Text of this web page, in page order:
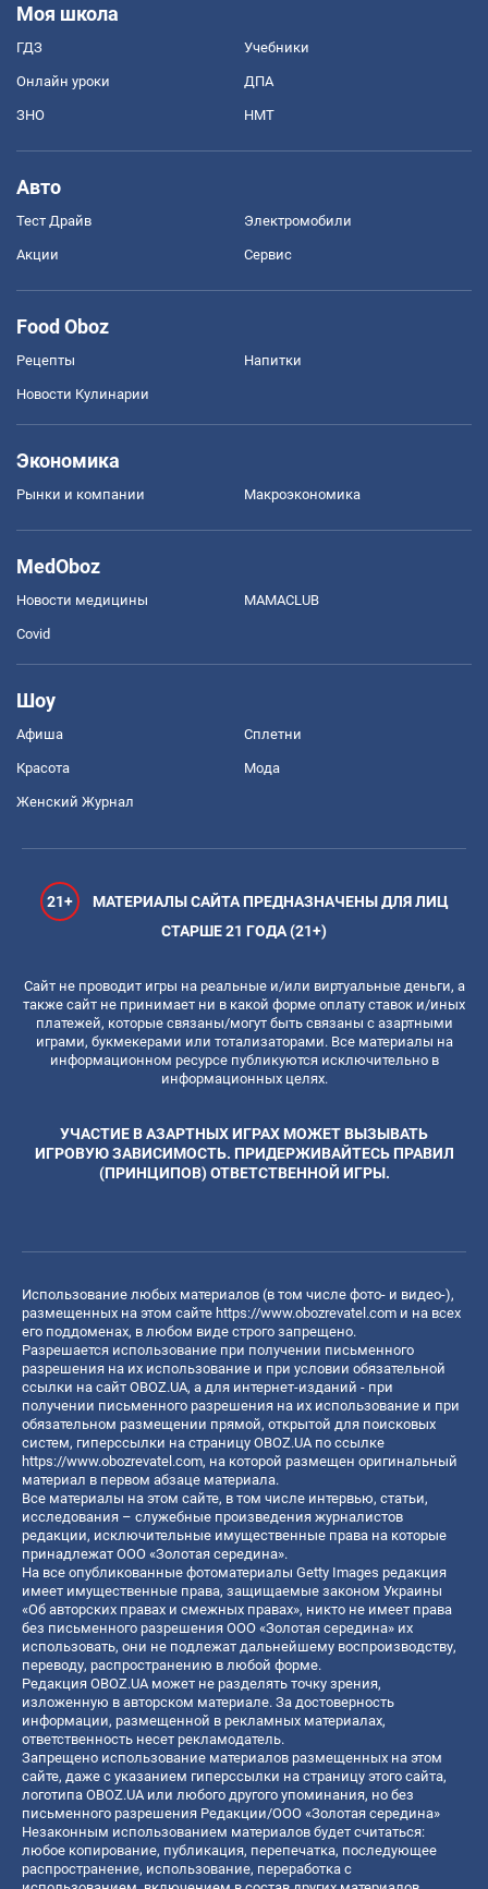
Моя школа
ГДЗ Учебники
Онлайн уроки ДПА
ЗНО НМТ
Авто
Тест Драйв Электромобили
Акции Сервис
Food Oboz
Рецепты Напитки
Новости Кулинарии
Экономика
Рынки и компании Mакроэкономика
MedOboz
Новости медицины MAMACLUB
Covid
Шоу
Афиша Сплетни
Красота Мода
Женский Журнал
21+
МАТЕРИАЛЫ САЙТА ПРЕДНАЗНАЧЕНЫ ДЛЯ ЛИЦ
СТАРШЕ 21 ГОДА (21+)
Сайт не проводит игры на реальные и/или виртуальные деньги, а
также сайт не принимает ни в какой форме оплату ставок и/иных
платежей, которые связаны/могут быть связаны с азартными
играми, букмекерами или тотализаторами. Все материалы на
информационном ресурсе публикуются исключительно в
информационных целях.
УЧАСТИЕ В АЗАРТНЫХ ИГРАХ МОЖЕТ ВЫЗЫВАТЬ
ИГРОВУЮ ЗАВИСИМОСТЬ. ПРИДЕРЖИВАЙТЕСЬ ПРАВИЛ
(ПРИНЦИПОВ) ОТВЕТСТВЕННОЙ ИГРЫ.
Использование любых материалов (в том числе фото- и видео-),
размещенных на этом сайте https://www.obozrevatel.com и на всех
его поддоменах, в любом виде строго запрещено.
Разрешается использование при получении письменного
разрешения на их использование и при условии обязательной
ссылки на сайт OBOZ.UA, а для интернет-изданий - при
получении письменного разрешения на их использование и при
обязательном размещении прямой, открытой для поисковых
систем, гиперссылки на страницу OBOZ.UA по ссылке
https://www.obozrevatel.com, на которой размещен оригинальный
материал в первом абзаце материала.
Все материалы на этом сайте, в том числе интервью, статьи,
исследования – служебные произведения журналистов
редакции, исключительные имущественные права на которые
принадлежат ООО «Золотая середина».
На все опубликованные фотоматериалы Getty Images редакция
имеет имущественные права, защищаемые законом Украины
«Об авторских правах и смежных правах», никто не имеет права
без письменного разрешения ООО «Золотая середина» их
использовать, они не подлежат дальнейшему воспроизводству,
переводу, распространению в любой форме.
Редакция OBOZ.UA может не разделять точку зрения,
изложенную в авторском материале. За достоверность
информации, размещенной в рекламных материалах,
ответственность несет рекламодатель.
Запрещено использование материалов размещенных на этом
сайте, даже с указанием гиперссылки на страницу этого сайта,
логотипа OBOZ.UA или любого другого упоминания, но без
письменного разрешения Редакции/ООО «Золотая середина»
Незаконным использованием материалов будет считаться:
любое копирование, публикация, перепечатка, последующее
распространение, использование, переработка с